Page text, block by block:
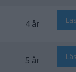
4 år
5 år